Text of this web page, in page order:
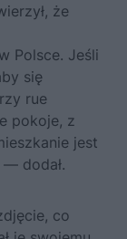
że
Polsce. Jeśli
się
rue
pokoje, z
jest
— dodał.
co